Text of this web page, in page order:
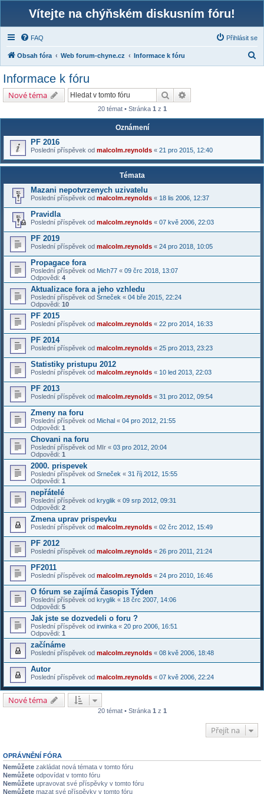
Vítejte na chýňském diskusním fóru!
FAQ Přihlásit se
Obsah fóra Web forum-chyne.cz Informace k fóru
Informace k fóru
Nové téma Hledat
20 témat • Stránka 1 z 1
Oznámení
PF 2016
Poslední příspěvek od malcolm.reynolds « 21 pro 2015, 12:40
Témata
Mazani nepotvrzenych uzivatelu
Poslední příspěvek od malcolm.reynolds « 18 lis 2006, 12:37
Pravidla
Poslední příspěvek od malcolm.reynolds « 07 kvě 2006, 22:03
PF 2019
Poslední příspěvek od malcolm.reynolds « 24 pro 2018, 10:05
Propagace fora
Poslední příspěvek od Mich77 « 09 črc 2018, 13:07
Odpovědi: 4
Aktualizace fora a jeho vzhledu
Poslední příspěvek od Srneček « 04 bře 2015, 22:24
Odpovědi: 10
PF 2015
Poslední příspěvek od malcolm.reynolds « 22 pro 2014, 16:33
PF 2014
Poslední příspěvek od malcolm.reynolds « 25 pro 2013, 23:23
Statistiky pristupu 2012
Poslední příspěvek od malcolm.reynolds « 10 led 2013, 22:03
PF 2013
Poslední příspěvek od malcolm.reynolds « 31 pro 2012, 09:54
Zmeny na foru
Poslední příspěvek od Michal « 04 pro 2012, 21:55
Odpovědi: 1
Chovani na foru
Poslední příspěvek od MIr « 03 pro 2012, 20:04
Odpovědi: 1
2000. prispevek
Poslední příspěvek od Srneček « 31 říj 2012, 15:55
Odpovědi: 1
nepřátelé
Poslední příspěvek od kryglik « 09 srp 2012, 09:31
Odpovědi: 2
Zmena uprav prispevku
Poslední příspěvek od malcolm.reynolds « 02 črc 2012, 15:49
PF 2012
Poslední příspěvek od malcolm.reynolds « 26 pro 2011, 21:24
PF2011
Poslední příspěvek od malcolm.reynolds « 24 pro 2010, 16:46
O fórum se zajímá časopis Týden
Poslední příspěvek od kryglik « 18 črc 2007, 14:06
Odpovědi: 5
Jak jste se dozvedeli o foru ?
Poslední příspěvek od irwinka « 20 pro 2006, 16:51
Odpovědi: 1
začínáme
Poslední příspěvek od malcolm.reynolds « 08 kvě 2006, 18:48
Autor
Poslední příspěvek od malcolm.reynolds « 07 kvě 2006, 22:24
Nové téma
20 témat • Stránka 1 z 1
Přejít na
OPRÁVNĚNÍ FÓRA
Nemůžete zakládat nová témata v tomto fóru
Nemůžete odpovídat v tomto fóru
Nemůžete upravovat své příspěvky v tomto fóru
Nemůžete mazat své příspěvky v tomto fóru